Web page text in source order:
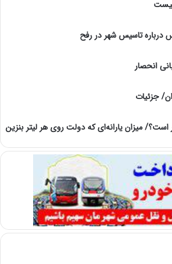
درباره تاسیس شهر در رفح
انحصار
جزئیات
میزان یارانه‌ای که دولت روی هر لیتر بنزین